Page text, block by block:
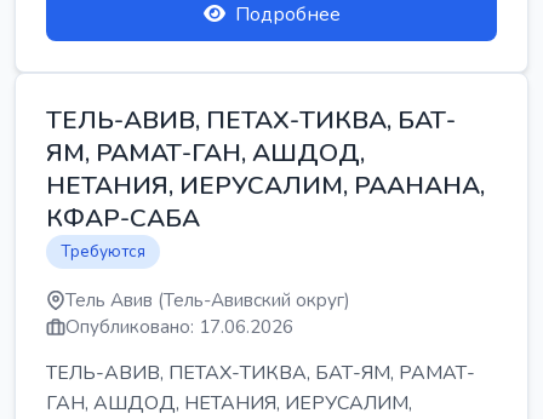
Подробнее
ТЕЛЬ-АВИВ, ПЕТАХ-ТИКВА, БАТ-
ЯМ, РАМАТ-ГАН, АШДОД,
НЕТАНИЯ, ИЕРУСАЛИМ, РААНАНА,
КФАР-САБА
Требуются
Тель Авив (Тель-Авивский округ)
Опубликовано: 17.06.2026
ТЕЛЬ-АВИВ, ПЕТАХ-ТИКВА, БАТ-ЯМ, РАМАТ-
ГАН, АШДОД, НЕТАНИЯ, ИЕРУСАЛИМ,